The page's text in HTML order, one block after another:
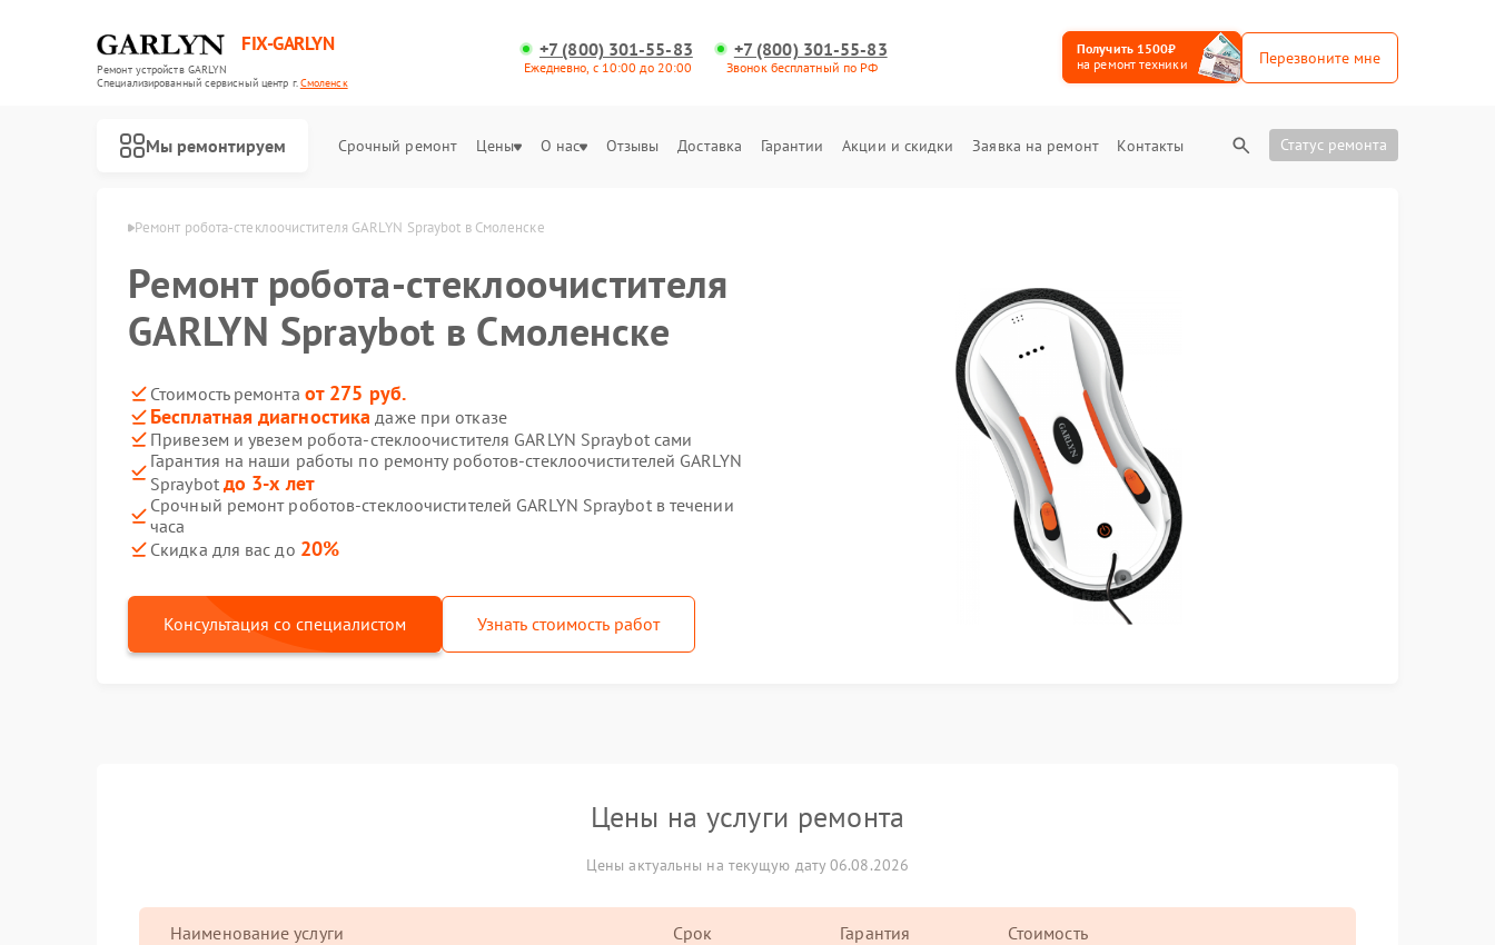
FIX-GARLYN
Ремонт устройств GARLYN
Специализированный cервисный центр г.Смоленск
+7 (800) 301-55-83
Ежедневно, с 10:00 до 20:00
+7 (800) 301-55-83
Звонок бесплатный по РФ
Получить 1500₽
на ремонт техники
Перезвоните мне
Мы ремонтируем Срочный ремонт Цены О нас Отзывы Доставка Гарантии Акции и скидки Заявка на ремонт Контакты Статус ремонта
Ремонт робота-стеклоочистителя GARLYN Spraybot в Смоленске
Ремонт робота-стеклоочистителя
GARLYN Spraybot в Смоленске
Стоимость ремонта от 275 руб.
Бесплатная диагностика даже при отказе
Привезем и увезем робота-стеклоочистителя GARLYN Spraybot сами
Гарантия на наши работы по ремонту роботов-стеклоочистителей GARLYN
Spraybot до 3-х лет
Срочный ремонт роботов-стеклоочистителей GARLYN Spraybot в течении
часа
Скидка для вас до 20%
Консультация со специалистом Узнать стоимость работ
Цены на услуги ремонта
Цены актуальны на текущую дату 06.08.2026
Наименование услуги Срок Гарантия Стоимость